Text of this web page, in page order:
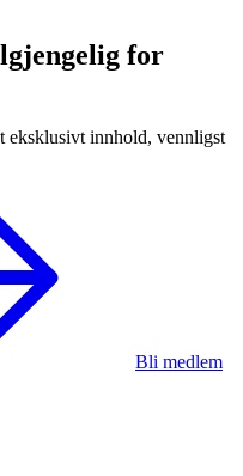
for
eksklusivt innhold, vennligst
Bli medlem